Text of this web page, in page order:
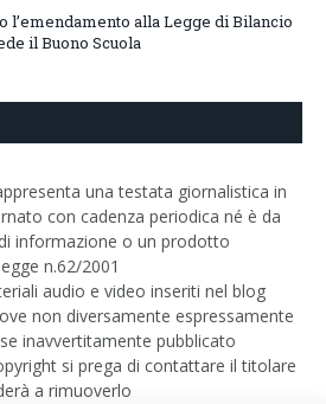
l’emendamento alla Legge di Bilancio
il Buono Scuola
una testata giornalistica in
con cadenza periodica né è da
informazione o un prodotto
n.62/2001
audio e video inseriti nel blog
non diversamente espressamente
inavvertitamente pubblicato
si prega di contattare il titolare
a rimuoverlo